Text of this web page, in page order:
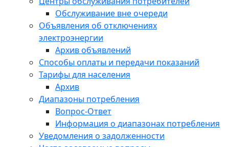
Обслуживание вне очереди
Объявления об отключениях
электроэнергии
Архив объявлений
Способы оплаты и передачи показаний
Тарифы для населения
Архив
Диапазоны потребления
Вопрос-Ответ
Информация о диапазонах потребления
Уведомления о задолженности